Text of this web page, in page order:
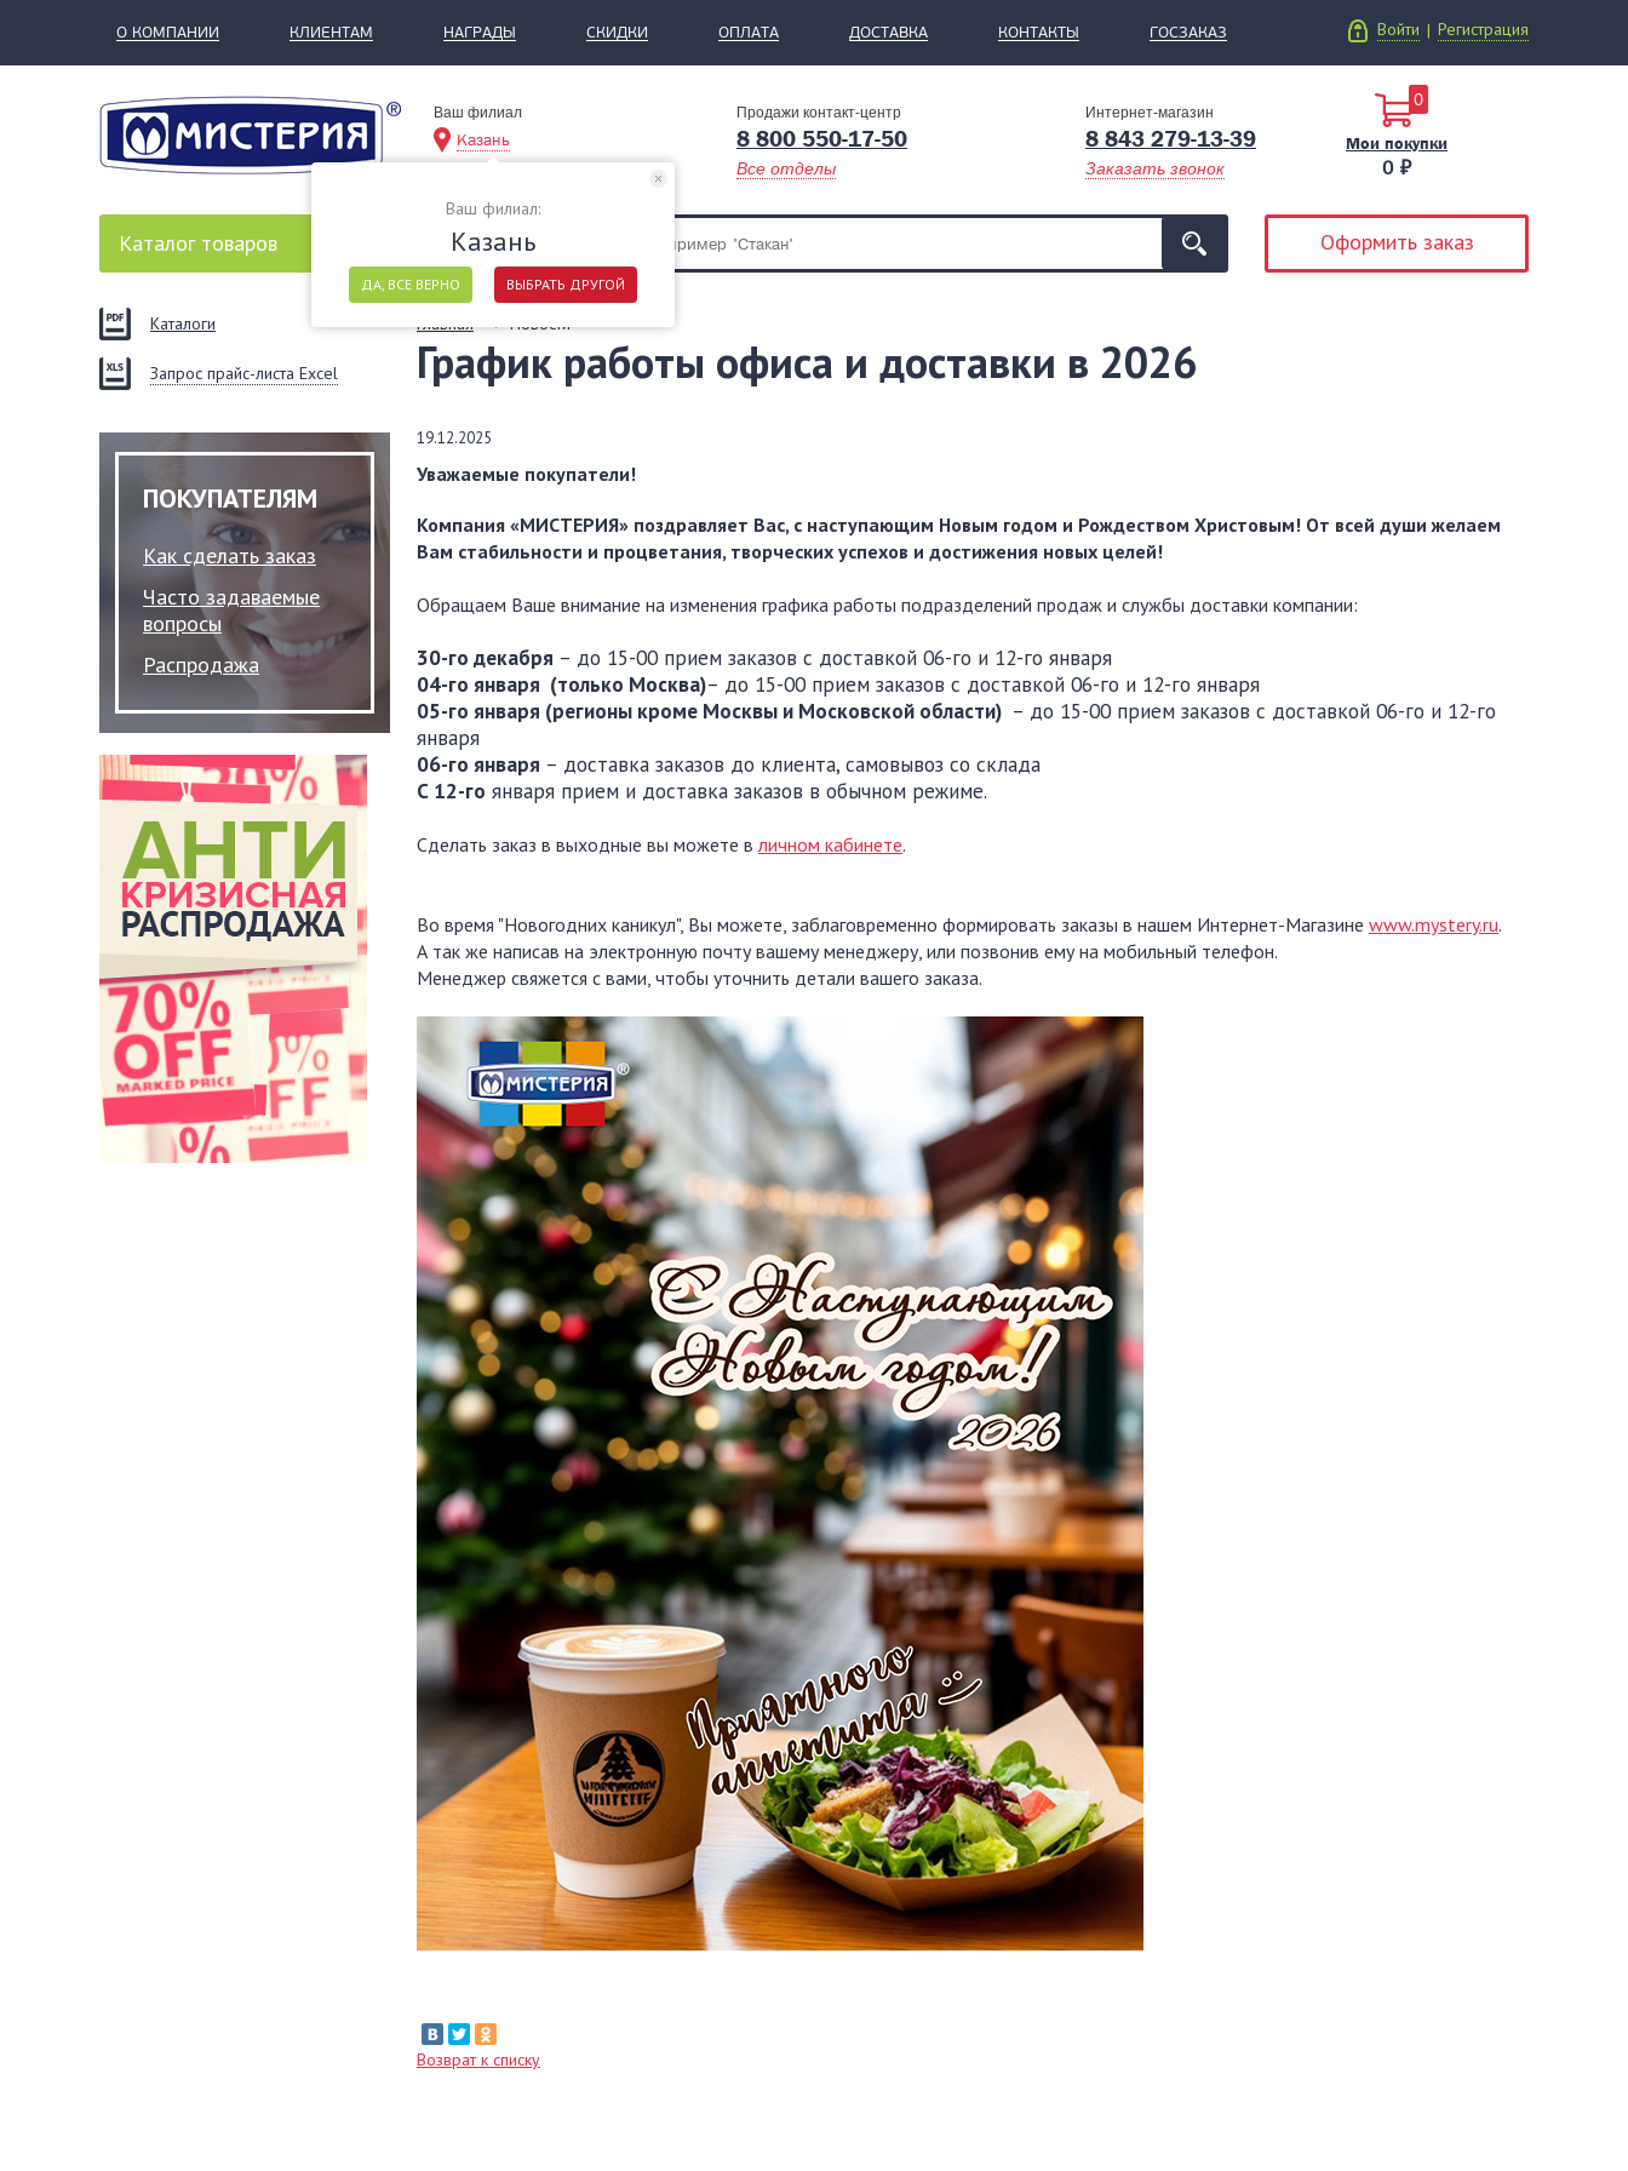
О КОМПАНИИ КЛИЕНТАМ НАГРАДЫ СКИДКИ ОПЛАТА ДОСТАВКА КОНТАКТЫ ГОСЗАКАЗ Войти | Регистрация
Ваш филиал
Казань
Продажи контакт-центр
8 800 550-17-50
Все отделы
Ваш филиал:
Казань
ДА, ВСЕ ВЕРНО ВЫБРАТЬ ДРУГОЙ
Интернет-магазин
8 843 279-13-39
Заказать звонок
0
Мои покупки
0 ₽
Каталог товаров Оформить заказ
Каталоги
Запрос прайс-листа Excel
ПОКУПАТЕЛЯМ
Как сделать заказ
Часто задаваемые
вопросы
Распродажа
Главная Новости
График работы офиса и доставки в 2026
19.12.2025
Уважаемые покупатели!
Компания «МИСТЕРИЯ» поздравляет Вас, с наступающим Новым годом и Рождеством Христовым! От всей души желаем
Вам стабильности и процветания, творческих успехов и достижения новых целей!
Обращаем Ваше внимание на изменения графика работы подразделений продаж и службы доставки компании:
30-го декабря – до 15-00 прием заказов с доставкой 06-го и 12-го января
04-го января (только Москва)– до 15-00 прием заказов с доставкой 06-го и 12-го января
05-го января (регионы кроме Москвы и Московской области) – до 15-00 прием заказов с доставкой 06-го и 12-го
января
06-го января – доставка заказов до клиента, самовывоз со склада
С 12-го января прием и доставка заказов в обычном режиме.
Сделать заказ в выходные вы можете вличном кабинете.
Во время "Новогодних каникул", Вы можете, заблаговременно формировать заказы в нашем Интернет-Магазине www.mystery.ru.
А так же написав на электронную почту вашему менеджеру, или позвонив ему на мобильный телефон.
Менеджер свяжется с вами, чтобы уточнить детали вашего заказа.
Возврат к списку